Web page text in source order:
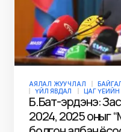
АЯЛАЛ ЖУУЧЛАЛ
ҮЙЛ ЯВДАЛ
ЦАГ
Б.Бат-эрдэнэ:
2024, 2025 оныг